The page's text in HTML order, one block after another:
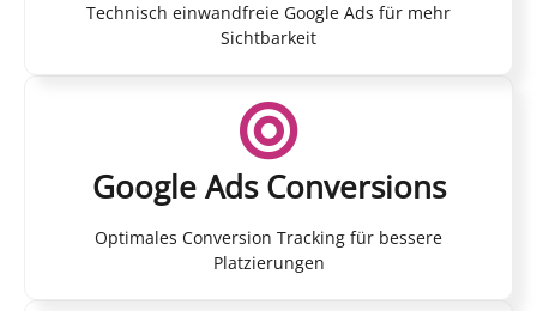
Technisch einwandfreie Google Ads für mehr
Sichtbarkeit
Google Ads Conversions
Optimales Conversion Tracking für bessere
Platzierungen